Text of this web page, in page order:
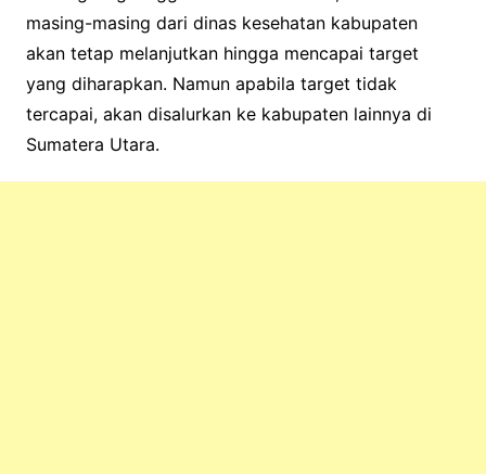
masing-masing dari dinas kesehatan kabupaten
akan tetap melanjutkan hingga mencapai target
yang diharapkan. Namun apabila target tidak
tercapai, akan disalurkan ke kabupaten lainnya di
Sumatera Utara.